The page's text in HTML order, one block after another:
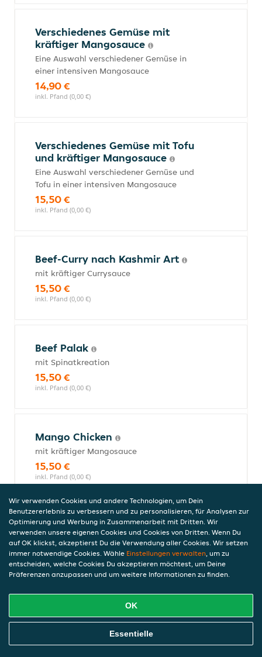
Verschiedenes Gemüse mit
kräftiger Mangosauce
Eine Auswahl verschiedener Gemüse in
einer intensiven Mangosauce
14,90 €
inkl. Pfand (0,00 €)
Verschiedenes Gemüse mit Tofu
und kräftiger Mangosauce
Eine Auswahl verschiedener Gemüse und
Tofu in einer intensiven Mangosauce
15,50 €
inkl. Pfand (0,00 €)
Beef-Curry nach Kashmir Art
mit kräftiger Currysauce
15,50 €
inkl. Pfand (0,00 €)
Beef Palak
mit Spinatkreation
15,50 €
inkl. Pfand (0,00 €)
Mango Chicken
mit kräftiger Mangosauce
15,50 €
inkl. Pfand (0,00 €)
Chicken Palak
mit Spinatkreation
15,50 €
inkl. Pfand (0,00 €)
Chicken-Curry
mit kräftiger Currysauce
15,50 €
Online Essen Bestellen
Wir verwenden Cookies und andere Technologien, um Dein
Benutzererlebnis zu verbessern und zu personalisieren, für Analysen zur
Optimierung und Werbung in Zusammenarbeit mit Dritten. Wir
verwenden unsere eigenen Cookies und Cookies von Dritten. Wenn Du
auf OK klickst, akzeptierst Du die Verwendung aller Cookies. Wir setzen
immer notwendige Cookies. Wähle Einstellungen verwalten, um zu
entscheiden, welche Cookies Du akzeptieren möchtest, um Deine
Präferenzen anzupassen und um weitere Informationen zu finden.
OK
Essentielle